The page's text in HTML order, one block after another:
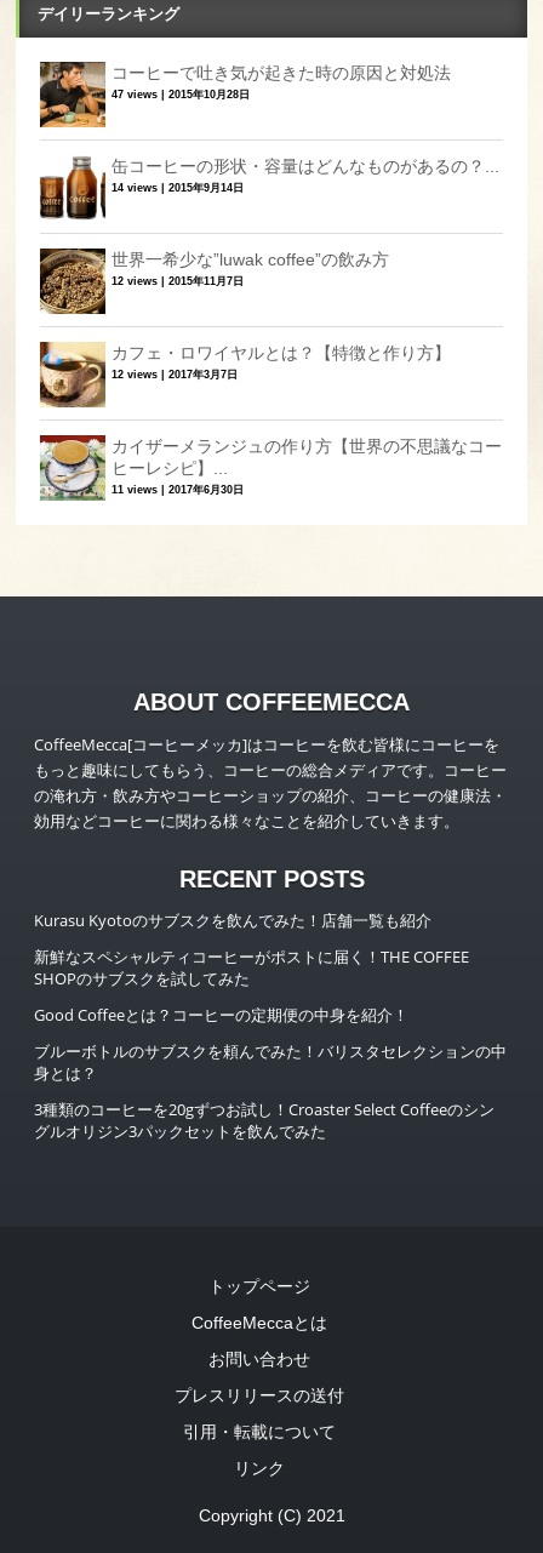
デイリーランキング
コーヒーで吐き気が起きた時の原因と対処法
47 views |2015年10月28日
缶コーヒーの形状・容量はどんなものがあるの？...
14 views |2015年9月14日
世界一希少な”luwak coffee”の飲み方
12 views |2015年11月7日
カフェ・ロワイヤルとは？【特徴と作り方】
12 views |2017年3月7日
カイザーメランジュの作り方【世界の不思議なコー
ヒーレシピ】...
11 views |2017年6月30日
ABOUT COFFEEMECCA
CoffeeMecca[コーヒーメッカ]はコーヒーを飲む皆様にコーヒーを
もっと趣味にしてもらう、コーヒーの総合メディアです。コーヒー
の淹れ方・飲み方やコーヒーショップの紹介、コーヒーの健康法・
効用などコーヒーに関わる様々なことを紹介していきます。
RECENT POSTS
Kurasu Kyotoのサブスクを飲んでみた！店舗一覧も紹介
新鮮なスペシャルティコーヒーがポストに届く！THE COFFEE
SHOPのサブスクを試してみた
Good Coffeeとは？コーヒーの定期便の中身を紹介！
ブルーボトルのサブスクを頼んでみた！バリスタセレクションの中
身とは？
3種類のコーヒーを20gずつお試し！Croaster Select Coffeeのシン
グルオリジン3パックセットを飲んでみた
トップページ
CoffeeMeccaとは
お問い合わせ
プレスリリースの送付
引用・転載について
リンク
Copyright (C) 2021